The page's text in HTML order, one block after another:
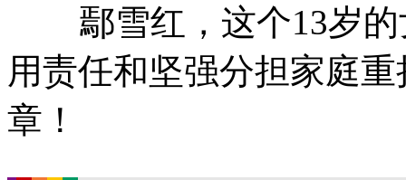
鄢雪红，这个13岁的
用责任和坚强分担家庭
章！